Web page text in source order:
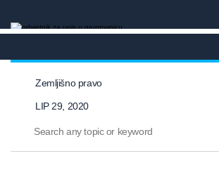
Zemljišno pravo
LIP 29, 2020